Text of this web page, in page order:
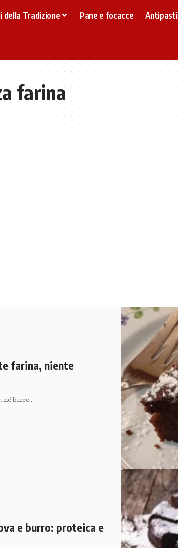
della Tradizione Pane e focacce Antipasti
farina
farina, niente
né burro…
e burro: proteica e